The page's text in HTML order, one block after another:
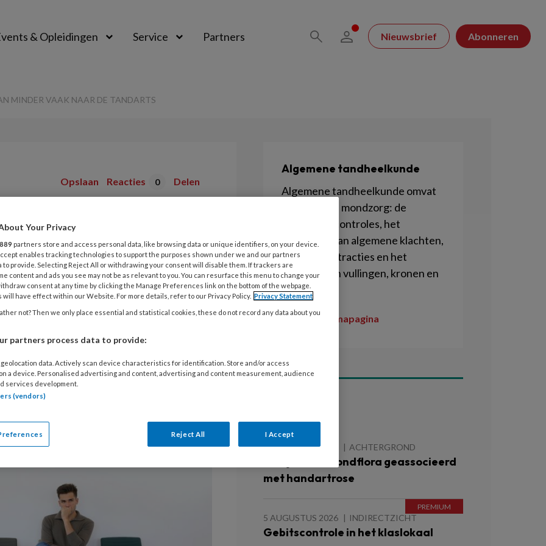
& Opleidingen Service Partners Nieuwsbrief Abonneren
MINDER VAAK NAAR DE TANDARTS
Opslaan Reacties 0 Delen
gaan
de tandarts
levensonderhoud bezuinigen
zorg. Ze brengen minder vaak
of huisarts. Dit blijkt
leden van het
Algemene tandheelkunde
Algemene tandheelkunde omvat
de reguliere mondzorg: de
periodieke controles, het
verhelpen van algemene klachten,
maar ook extracties en het
plaatsen van vullingen, kronen en
bruggen.
Naar de themapagina
7 AUGUSTUS 2026 ACHTERGROND
Afwijkende mondflora geassocieerd
met handartrose
5 AUGUSTUS 2026 INDIRECTZICHT
Gebitscontrole in het klaslokaal
Your Privacy
889 partners store and access personal data, like browsing data or unique identifiers, on your device.
enables tracking technologies to support the purposes shown under we and our partners
to provide. Selecting Reject All or withdrawing your consent will disable them. If trackers are
content and ads you see may not be as relevant to you. You can resurface this menu to change your
consent at any time by clicking the Manage Preferences link on the bottom of the webpage.
will have effect within our Website. For more details, refer to our Privacy Policy. Privacy Statement
not? Then we only place essential and statistical cookies, these do not record any data about you
partners process data to provide:
data. Actively scan device characteristics for identification. Store and/or access
a device. Personalised advertising and content, advertising and content measurement, audience
services development.
(vendors)
Reject All I Accept